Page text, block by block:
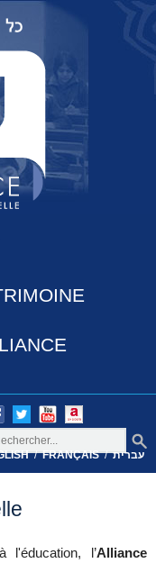
/ FRANÇAIS / עברית
l'éducation, l’Alliance